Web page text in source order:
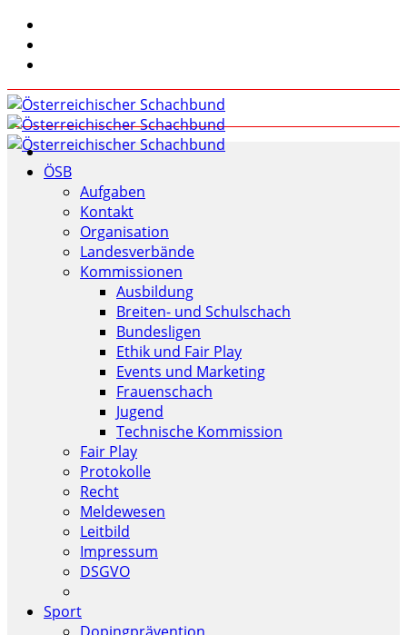
ÖSB
Aufgaben
Kontakt
Organisation
Landesverbände
Kommissionen
Ausbildung
Breiten- und Schulschach
Bundesligen
Ethik und Fair Play
Events und Marketing
Frauenschach
Jugend
Technische Kommission
Fair Play
Protokolle
Recht
Meldewesen
Leitbild
Impressum
DSGVO
Sport